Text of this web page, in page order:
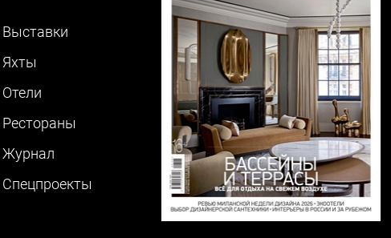
Выставки
Яхты
Отели
Рестораны
Журнал
Cпецпроекты